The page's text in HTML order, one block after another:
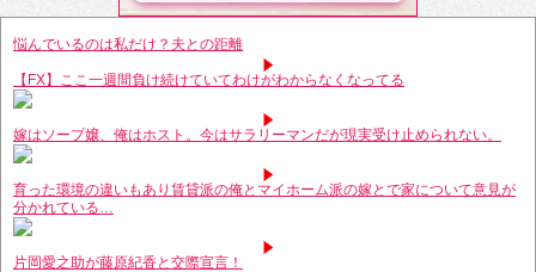
悩んでいるのは私だけ？夫との距離
【FX】ここ一週間負け続けていてわけがわからなくなってる
嫁はソープ嬢、俺はホスト。今はサラリーマンだが現実受け止められない。
育った環境の違いもあり賃貸派の俺とマイホーム派の嫁とで家について意見が
分かれている…
片岡愛之助が藤原紀香と交際宣言！